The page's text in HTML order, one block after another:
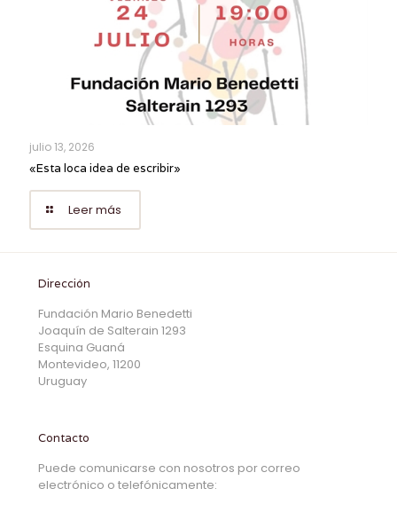
julio 13, 2026
«Esta loca idea de escribir»
Leer más
Dirección
Fundación Mario Benedetti
Joaquín de Salterain 1293
Esquina Guaná
Montevideo, 11200
Uruguay
Contacto
Puede comunicarse con nosotros por correo
electrónico o telefónicamente: